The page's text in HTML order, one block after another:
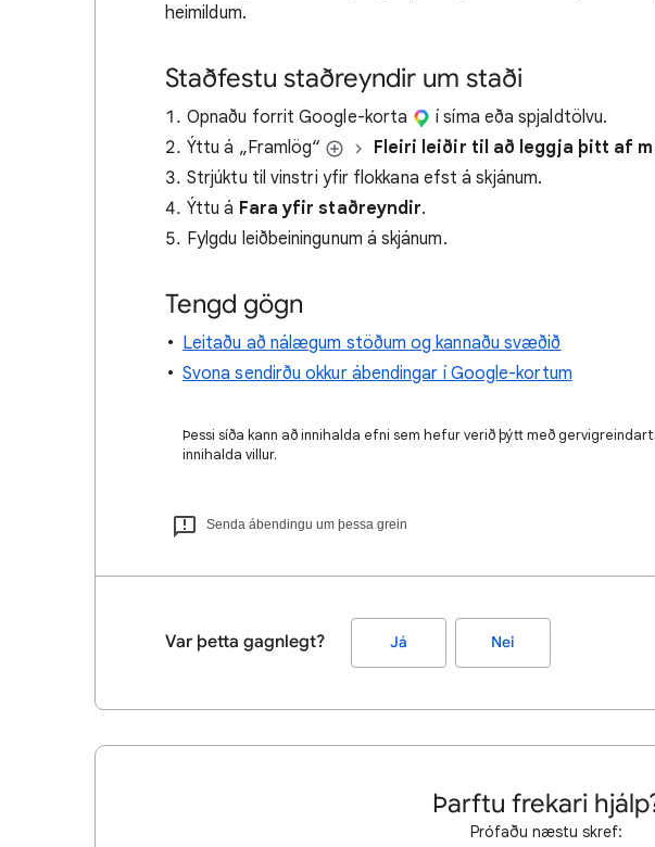
heimildum.
Staðfestu staðreyndir um staði
Opnaðu forrit Google-korta
í síma eða spjaldtölvu.
Ýttu á „Framlög“
Fleiri leiðir til að leggja þitt af
Strjúktu til vinstri yfir flokkana efst á skjánum.
Ýttu á Fara yfir staðreyndir.
Fylgdu leiðbeiningunum á skjánum.
Tengd gögn
Leitaðu að nálægum stöðum og kannaðu svæðið
Svona sendirðu okkur ábendingar í Google-kortum
Þessi síða kann að innihalda efni sem hefur verið þýtt með
innihalda villur.
Senda ábendingu um þessa grein
Var þetta gagnlegt? Já Nei
Þarftu frekari
Prófaðu næstu skref: